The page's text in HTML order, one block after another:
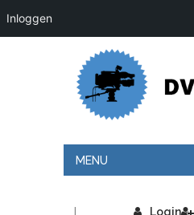
Inloggen
MENU
Login
|